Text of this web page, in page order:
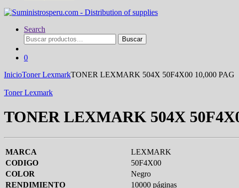
Search
Buscar
por:
Buscar
0
InicioToner LexmarkTONER LEXMARK 504X 50F4X00 10,000 PAG
Toner Lexmark
TONER LEXMARK 504X
MARCA
LEXMARK
CODIGO
50F4X00
COLOR
Negro
RENDIMIENTO
10000 páginas